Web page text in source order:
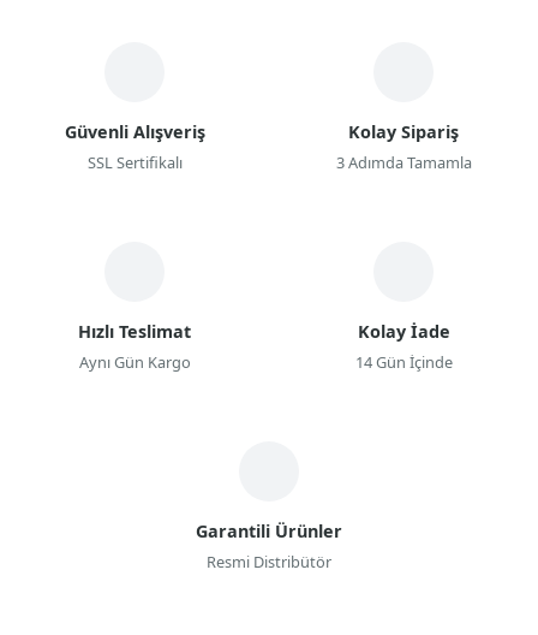
Güvenli Alışveriş
SSL Sertifikalı
Kolay Sipariş
3 Adımda Tamamla
Hızlı Teslimat
Aynı Gün Kargo
Kolay İade
14 Gün İçinde
Garantili Ürünler
Resmi Distribütör